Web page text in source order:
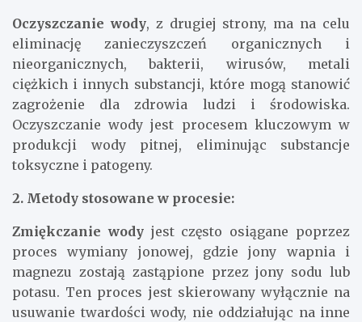
Oczyszczanie wody, z drugiej strony, ma na celu
eliminację zanieczyszczeń organicznych i
nieorganicznych, bakterii, wirusów, metali
ciężkich i innych substancji, które mogą stanowić
zagrożenie dla zdrowia ludzi i środowiska.
Oczyszczanie wody jest procesem kluczowym w
produkcji wody pitnej, eliminując substancje
toksyczne i patogeny.
2. Metody stosowane w procesie:
Zmiękczanie wodyjest często osiągane poprzez
proces wymiany jonowej, gdzie jony wapnia i
magnezu zostają zastąpione przez jony sodu lub
potasu. Ten proces jest skierowany wyłącznie na
usuwanie twardości wody, nie oddziałując na inne